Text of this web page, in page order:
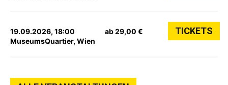
19.09.2026, 18:00
MuseumsQuartier, Wien
ab 29,00 € TICKETS